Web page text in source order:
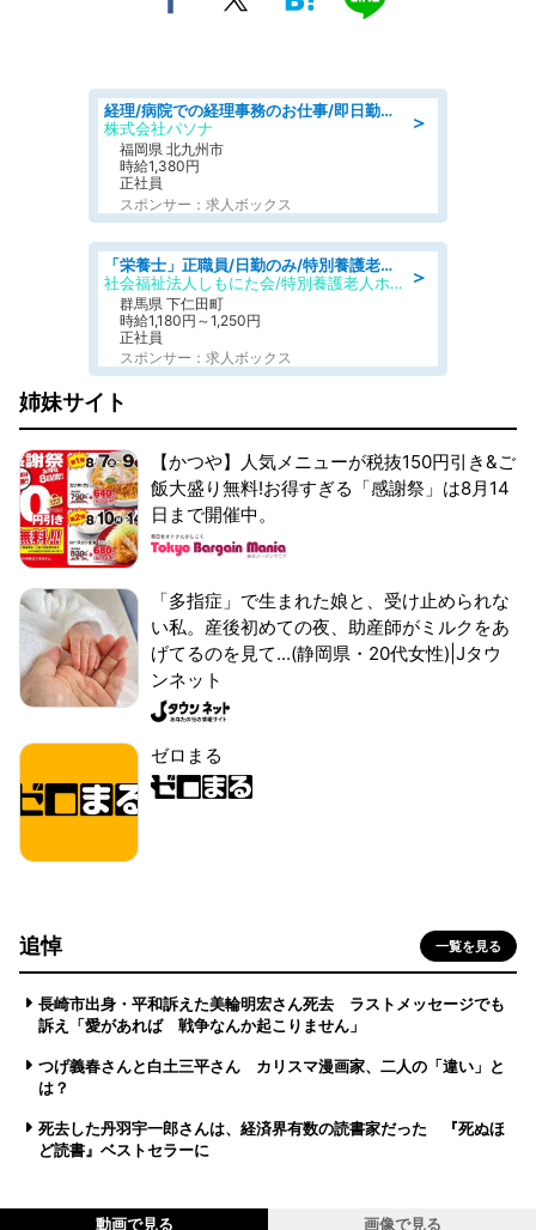
＞
経理/病院での経理事務のお仕事/即日勤務可/車通勤可/経理/一般事務
株式会社パソナ
福岡県 北九州市
時給1,380円
正社員
スポンサー：求人ボックス
＞
「栄養士」正職員/日勤のみ/特別養護老人ホーム
社会福祉法人しもにた会/特別養護老人ホーム かぶらの里
群馬県 下仁田町
時給1,180円～1,250円
正社員
スポンサー：求人ボックス
姉妹サイト
【かつや】人気メニューが税抜150円引き&ご
飯大盛り無料!お得すぎる「感謝祭」は8月14
日まで開催中。
「多指症」で生まれた娘と、受け止められな
い私。産後初めての夜、助産師がミルクをあ
げてるのを見て...(静岡県・20代女性)|Jタウ
ンネット
ゼロまる
追悼 一覧を見る
長崎市出身・平和訴えた美輪明宏さん死去 ラストメッセージでも
訴え「愛があれば 戦争なんか起こりません」
つげ義春さんと白土三平さん カリスマ漫画家、二人の「違い」と
は？
死去した丹羽宇一郎さんは、経済界有数の読書家だった 『死ぬほ
ど読書』ベストセラーに
動画で見る 画像で見る